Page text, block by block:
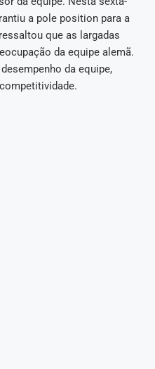
a pole position para a
que as largadas
da equipe alemã.
da equipe,